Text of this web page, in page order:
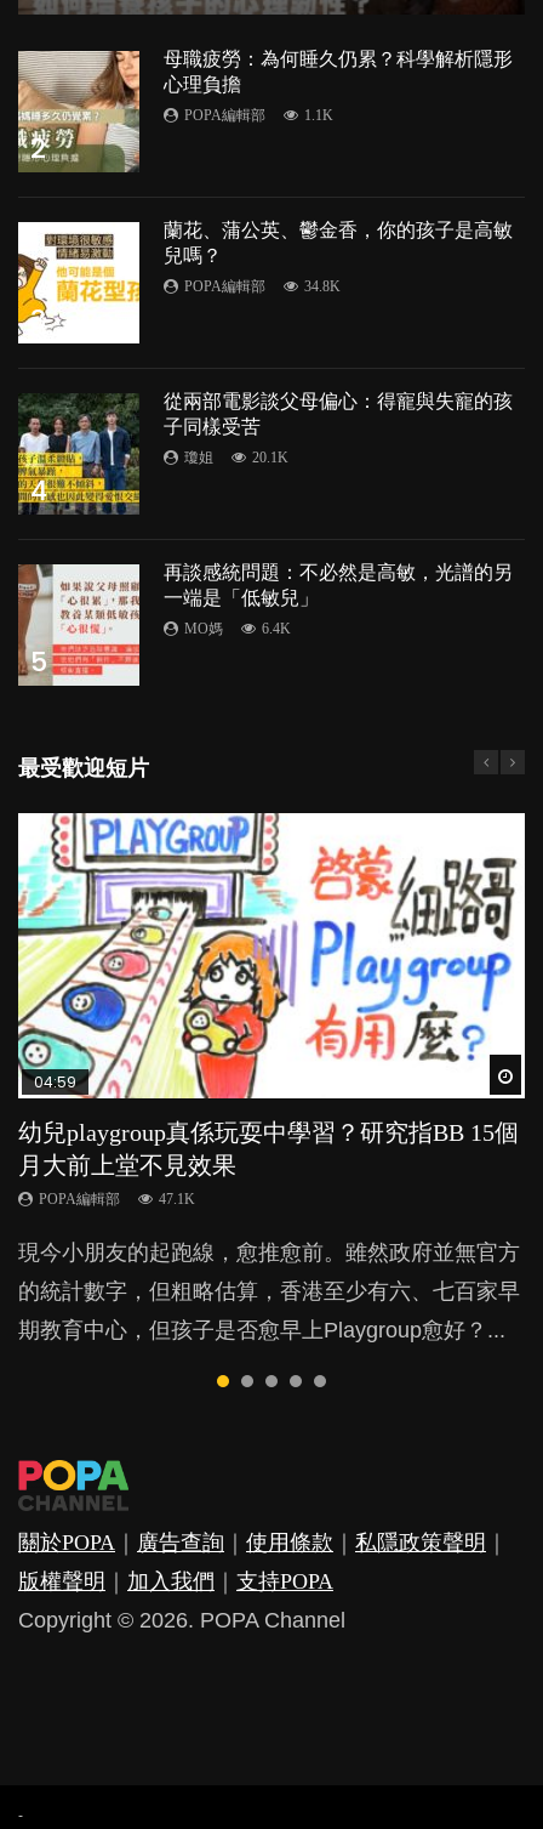
2
母職疲勞：為何睡久仍累？科學解析隱形
心理負擔
POPA編輯部 1.1K
3
蘭花、蒲公英、鬱金香，你的孩子是高敏
兒嗎？
POPA編輯部 34.8K
4
從兩部電影談父母偏心：得寵與失寵的孩
子同樣受苦
瓊姐 20.1K
5
再談感統問題：不必然是高敏，光譜的另
一端是「低敏兒」
MO媽 6.4K
最受歡迎短片
04:59
幼兒playgroup真係玩耍中學習？研究指BB 15個
月大前上堂不見效果
POPA編輯部 47.1K
現今小朋友的起跑線，愈推愈前。雖然政府並無官方
的統計數字，但粗略估算，香港至少有六、七百家早
期教育中心，但孩子是否愈早上Playgroup愈好？...
03:39
幼稚園遊戲課 如何刺激幼兒自發學習取代獎勵
與懲罰？
POPA編輯部 33.1K
由美國學者所創的 tools of the mind 課程，學生以遊
戲方式學習，學術能力和自制能力亦明顯比其他小朋
友優勝，到底這課程有何特別之處？...
03:02
老公患產後憂鬱症對BB的影響
POPA編輯部 15.9K
鬱，影響日常生活，嚴重的甚至會有自殺，或傷害小
朋友的念頭。但為何爸爸患上產後抑鬱往往難以察
覺？...
04:06
全職好？在職好？｜全職媽媽與在職媽媽的壓
力與價值
POPA編輯部 25.8K
許多媽媽心底可能都有一刻掙扎過：究竟全職好，還
是在職好。雖說每個家庭都有自己的獨特狀況和考慮
因素，但原來全職和在職媽媽所養育的子女其實都各
03:41
BB口腔期乜都放入口，父母該制止還是放手？
POPA編輯部 25.5K
成吮手指的習慣，大個就很難戒，但原來一刀切阻止
他們放東西入口，隨時會影響孩子的身心發展？...
關於POPA 廣告查詢 使用條款 私隱政策聲明
版權聲明
加入我們
支持POPA
Copyright © 2026. POPA Channel
-